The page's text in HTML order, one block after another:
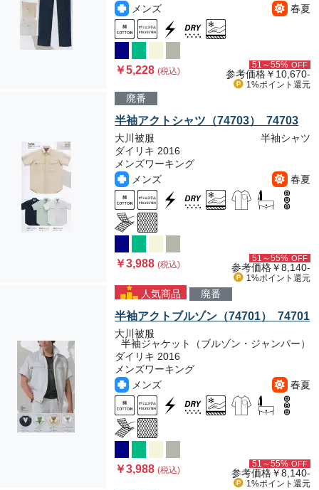
メンズ
春夏
￥5,228(税込)
51～55% OFF
参考価格￥10,670-
1%ポイント 還元
廃番
半袖アクトシャツ（74703） 74703
大川被服
半袖シャツ
ダイリキ 2016
メンズワーキング
メンズ
春夏
￥3,988(税込)
51～55% OFF
参考価格￥8,140-
1%ポイント 還元
人気商品 廃番
半袖アクトブルゾン（74701） 74701
大川被服
半袖ジャケット（ブルゾン・ジャンパー）
ダイリキ 2016
メンズワーキング
メンズ
春夏
￥3,988(税込)
51～55% OFF
参考価格￥8,140-
1%ポイント 還元